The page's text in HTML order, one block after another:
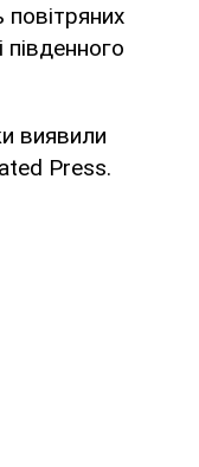
південного
виявили
Press.